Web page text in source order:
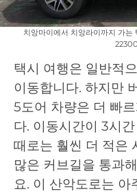
치앙마이에서 치앙라이까지 가
택시 여행은 일반적
이동합니다. 하지만
5도어 차량은 더 빠
다. 이동시간이 3시
때로는 훨씬 더 적은
많은 커브길을 통과
요. 이 산악도로는 아